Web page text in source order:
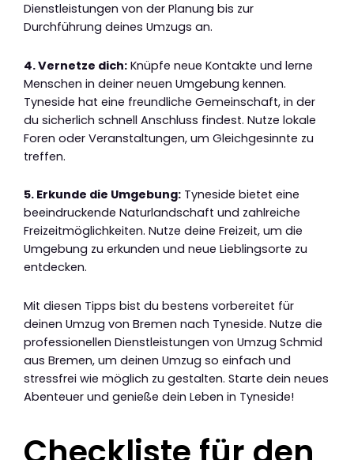
Dienstleistungen von der Planung bis zur
Durchführung deines Umzugs an.
4. Vernetze dich: Knüpfe neue Kontakte und lerne
Menschen in deiner neuen Umgebung kennen.
Tyneside hat eine freundliche Gemeinschaft, in der
du sicherlich schnell Anschluss findest. Nutze lokale
Foren oder Veranstaltungen, um Gleichgesinnte zu
treffen.
5. Erkunde die Umgebung: Tyneside bietet eine
beeindruckende Naturlandschaft und zahlreiche
Freizeitmöglichkeiten. Nutze deine Freizeit, um die
Umgebung zu erkunden und neue Lieblingsorte zu
entdecken.
Mit diesen Tipps bist du bestens vorbereitet für
deinen Umzug von Bremen nach Tyneside. Nutze die
professionellen Dienstleistungen von Umzug Schmid
aus Bremen, um deinen Umzug so einfach und
stressfrei wie möglich zu gestalten. Starte dein neues
Abenteuer und genieße dein Leben in Tyneside!